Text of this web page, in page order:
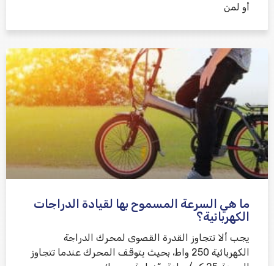
أو لمن
ما هي السرعة المسموح بها لقيادة الدراجات
الكهربائية؟
يجب ألا تتجاوز القدرة القصوى لمحرك الدراجة
الكهربائية 250 واط، بحيث يتوقف المحرك عندما تتجاوز